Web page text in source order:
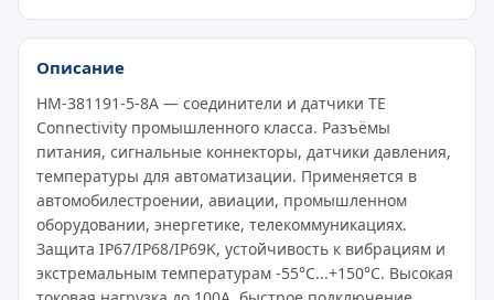
Описание
HM-381191-5-8A — соединители и датчики TE
Connectivity промышленного класса. Разъёмы
питания, сигнальные коннекторы, датчики давления,
температуры для автоматизации. Применяется в
автомобилестроении, авиации, промышленном
оборудовании, энергетике, телекоммуникациях.
Защита IP67/IP68/IP69K, устойчивость к вибрациям и
экстремальным температурам -55°C...+150°C. Высокая